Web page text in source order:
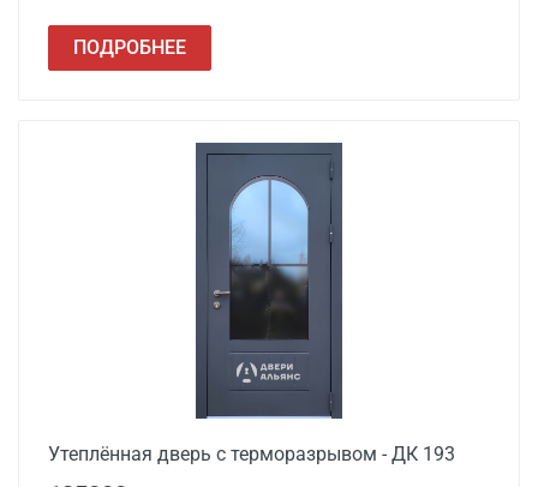
ПОДРОБНЕЕ
Утеплённая дверь с терморазрывом - ДК 193